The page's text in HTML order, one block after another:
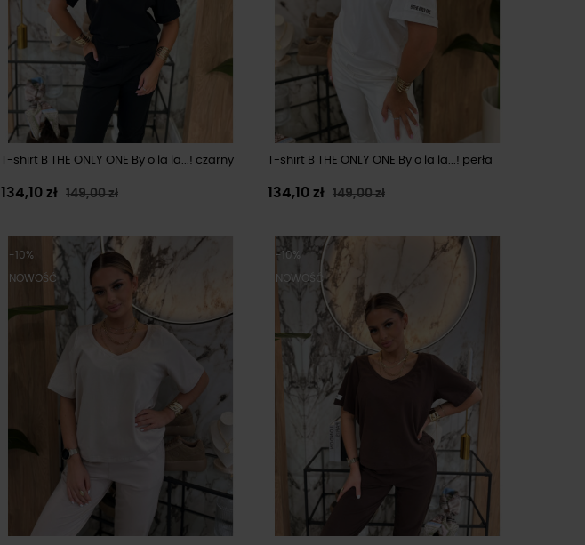
T-shirt B THE ONLY ONE By o la la...! czarny
134,10 zł 149,00 zł
T-shirt B THE ONLY ONE By o la la...! perła
134,10 zł 149,00 zł
-10%
NOWOŚĆ
-10%
NOWOŚĆ